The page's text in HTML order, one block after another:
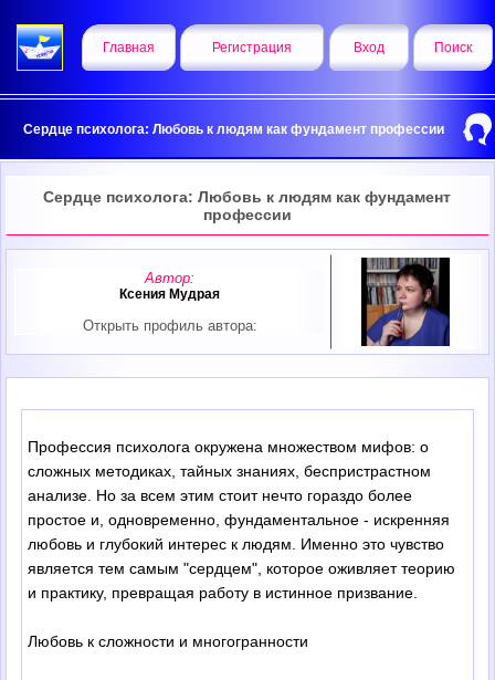
Главная Регистрация Вход Поиск
Сердце психолога: Любовь к людям как фундамент профессии
Сердце психолога: Любовь к людям как фундамент
профессии
Автор:
Ксения Мудрая
Открыть профиль автора:
Профессия психолога окружена множеством мифов: о
сложных методиках, тайных знаниях, беспристрастном
анализе. Но за всем этим стоит нечто гораздо более
простое и, одновременно, фундаментальное - искренняя
любовь и глубокий интерес к людям. Именно это чувство
является тем самым "сердцем", которое оживляет теорию
и практику, превращая работу в истинное призвание.
Любовь к сложности и многогранности